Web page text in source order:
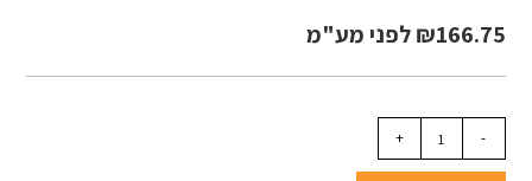
₪166.75 לפני מע"מ
-
+